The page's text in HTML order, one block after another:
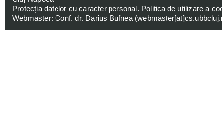
Protecția datelor cu caracter personal. Politica de utilizare a
Webmaster: Conf. dr. Darius Bufnea (